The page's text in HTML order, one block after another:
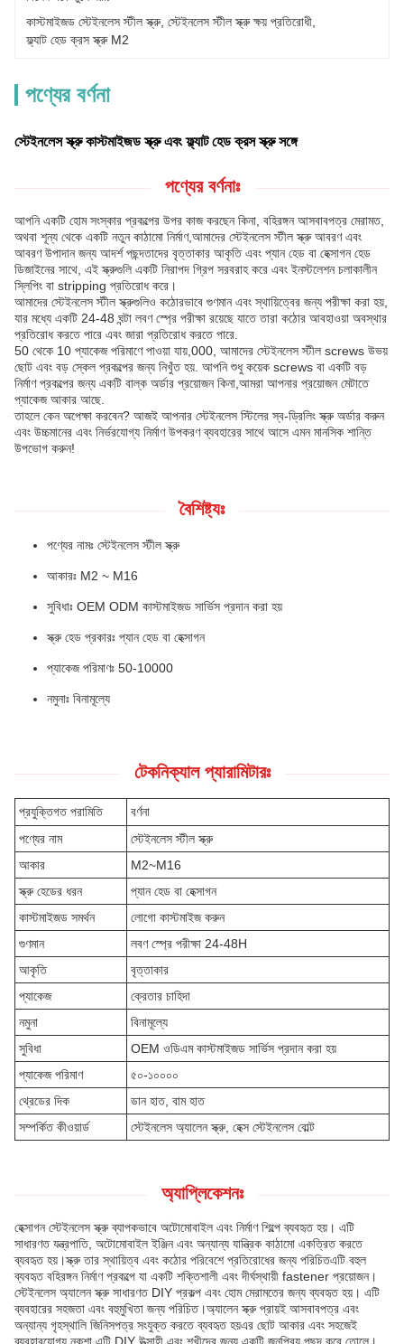
কাস্টমাইজড স্টেইনলেস স্টীল স্ক্রু, স্টেইনলেস স্টীল স্ক্রু ক্ষয় প্রতিরোধী
ফ্ল্যাট হেড ক্রস স্ক্রু M2
পণ্যের বর্ণনা
স্টেইনলেস স্ক্রু কাস্টমাইজড স্ক্রু এবং ফ্ল্যাট হেড ক্রস স্ক্রু সঙ্গে
পণ্যের বর্ণনাঃ
আপনি একটি হোম সংস্কার প্রকল্পের উপর কাজ করছেন কিনা, বহিরঙ্গন আসবাবপত্র মেরামত,
অথবা শূন্য থেকে একটি নতুন কাঠামো নির্মাণ,আমাদের স্টেইনলেস স্টীল স্ক্রু আবরণ এবং
আবরণ উপাদান জন্য আদর্শ পছন্দতাদের বৃত্তাকার আকৃতি এবং প্যান হেড বা হেক্সাগন হেড
ডিজাইনের সাথে, এই স্ক্রুগুলি একটি নিরাপদ গ্রিপ সরবরাহ করে এবং ইনস্টলেশন চলাকালীন
স্লিপিং বা stripping প্রতিরোধ করে।
আমাদের স্টেইনলেস স্টীল স্ক্রুগুলিও কঠোরভাবে গুণমান এবং স্থায়িত্বের জন্য পরীক্ষা করা হয়,
যার মধ্যে একটি 24-48 ঘন্টা লবণ স্প্রে পরীক্ষা রয়েছে যাতে তারা কঠোর আবহাওয়া অবস্থার
প্রতিরোধ করতে পারে এবং জারা প্রতিরোধ করতে পারে.
50 থেকে 10 প্যাকেজ পরিমাণে পাওয়া যায়,000, আমাদের স্টেইনলেস স্টীল screws উভয়
ছোট এবং বড় স্কেল প্রকল্পের জন্য নিখুঁত হয়. আপনি শুধু কয়েক screws বা একটি বড়
নির্মাণ প্রকল্পের জন্য একটি বাল্ক অর্ডার প্রয়োজন কিনা,আমরা আপনার প্রয়োজন মেটাতে
প্যাকেজ আকার আছে.
তাহলে কেন অপেক্ষা করবেন? আজই আপনার স্টেইনলেস স্টিলের স্ব-ড্রিলিং স্ক্রু অর্ডার করুন
এবং উচ্চমানের এবং নির্ভরযোগ্য নির্মাণ উপকরণ ব্যবহারের সাথে আসে এমন মানসিক শান্তি
উপভোগ করুন!
বৈশিষ্ট্যঃ
পণ্যের নামঃ স্টেইনলেস স্টীল স্ক্রু
আকারঃ M2 ~ M16
সুবিধাঃ OEM ODM কাস্টমাইজড সার্ভিস প্রদান করা হয়
স্ক্রু হেড প্রকারঃ প্যান হেড বা হেক্সাগন
প্যাকেজ পরিমাণঃ 50-10000
নমুনাঃ বিনামূল্যে
টেকনিক্যাল প্যারামিটারঃ
প্রযুক্তিগত পরামিতি
বর্ণনা
পণ্যের নাম
স্টেইনলেস স্টীল স্ক্রু
আকার
M2~M16
স্ক্রু হেডের ধরন
প্যান হেড বা হেক্সাগন
কাস্টমাইজড সমর্থন
লোগো কাস্টমাইজ করুন
গুণমান
লবণ স্প্রে পরীক্ষা 24-48H
আকৃতি
বৃত্তাকার
প্যাকেজ
ক্রেতার চাহিদা
নমুনা
বিনামূল্যে
সুবিধা
OEM ওডিএম কাস্টমাইজড সার্ভিস প্রদান করা হয়
প্যাকেজ পরিমাণ
৫০-১০০০০
থ্রেডের দিক
ডান হাত, বাম হাত
সম্পর্কিত কীওয়ার্ড
স্টেইনলেস অ্যালেন স্ক্রু, হেক্স স্টেইনলেস বোল্ট
অ্যাপ্লিকেশনঃ
হেক্সাগন স্টেইনলেস স্ক্রু ব্যাপকভাবে অটোমোবাইল এবং নির্মাণ শিল্পে ব্যবহৃত হয়। এটি
সাধারণত যন্ত্রপাতি, অটোমোবাইল ইঞ্জিন এবং অন্যান্য যান্ত্রিক কাঠামো একত্রিত করতে
ব্যবহৃত হয়।স্ক্রু তার স্থায়িত্ব এবং কঠোর পরিবেশে প্রতিরোধের জন্য পরিচিতএটি বহুল
ব্যবহৃত বহিরঙ্গন নির্মাণ প্রকল্পে যা একটি শক্তিশালী এবং দীর্ঘস্থায়ী fastener প্রয়োজন।
স্টেইনলেস অ্যালেন স্ক্রু সাধারণত DIY প্রকল্প এবং হোম মেরামতের জন্য ব্যবহৃত হয়। এটি
ব্যবহারের সহজতা এবং বহুমুখিতা জন্য পরিচিত।অ্যালেন স্ক্রু প্রায়ই আসবাবপত্র এবং
অন্যান্য গৃহস্থালি জিনিসপত্র সংযুক্ত করতে ব্যবহৃত হয়এর ছোট আকার এবং সহজেই